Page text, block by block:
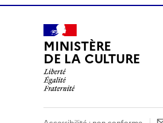
MINISTÈRE
DE LA CULTURE